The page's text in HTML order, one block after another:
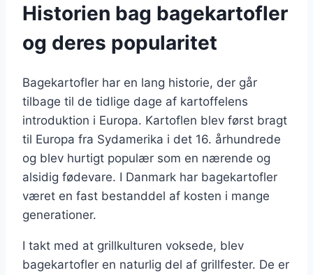
Historien bag bagekartofler
og deres popularitet
Bagekartofler har en lang historie, der går
tilbage til de tidlige dage af kartoffelens
introduktion i Europa. Kartoflen blev først bragt
til Europa fra Sydamerika i det 16. århundrede
og blev hurtigt populær som en nærende og
alsidig fødevare. I Danmark har bagekartofler
været en fast bestanddel af kosten i mange
generationer.
I takt med at grillkulturen voksede, blev
bagekartofler en naturlig del af grillfester. De er